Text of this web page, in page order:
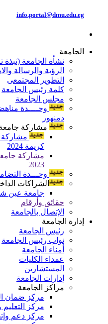
info.portal@dmu.edu.eg
الجامعة
نشأة الجامعة (نبذة
الرؤية والرسالة
التطوير المجتمعى
كلمة رئيس الجامعة
مجلس الجامعة
وحــــدة
دمنهور
مشاركة
مشاركة
كريمة 2024
مشاركة
2023
وحـــدة
الشراكات
جامعة عين
حقائق وأرقام
الإتصال بالجامعة
إدارة الجامعة
رئيس الجامعة
نواب رئيس الجامعة
أمناء الجامعة
عمداء الكليات
المستشارين
إدارات الجامعة
مراكز الجامعة
مركز ضمان
مركز التعليم
مركز دعم